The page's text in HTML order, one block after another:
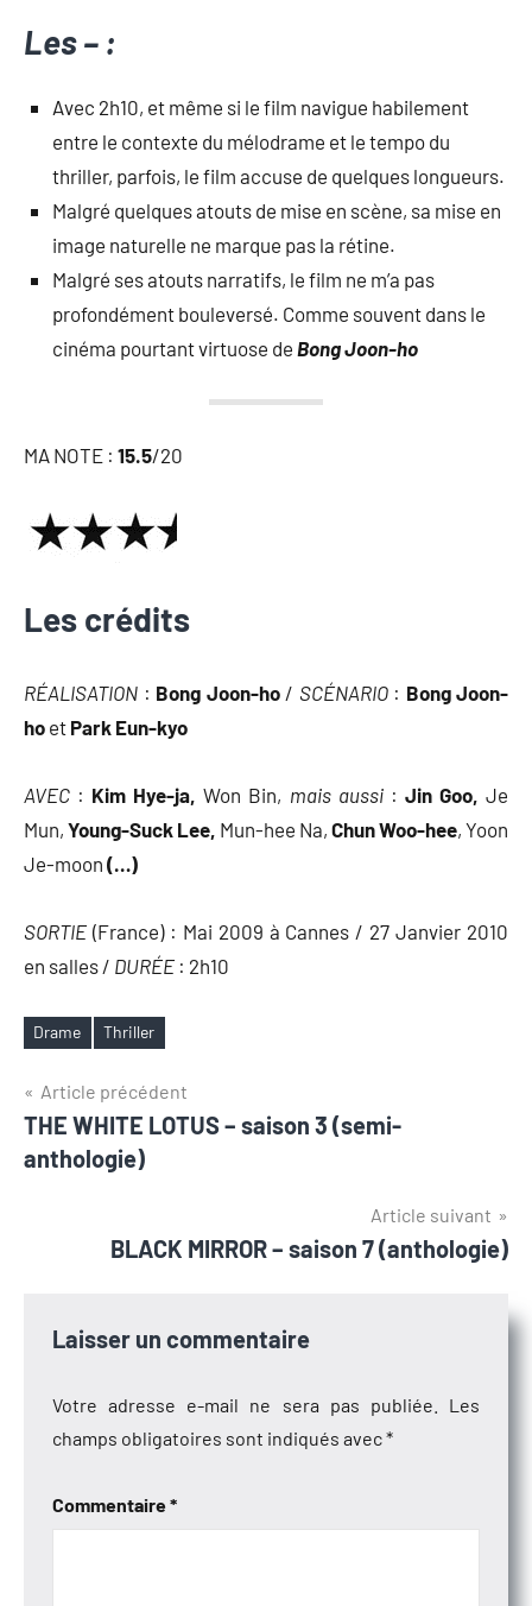
Les – :
Avec 2h10, et même si le film navigue habilement
entre le contexte du mélodrame et le tempo du
thriller, parfois, le film accuse de quelques longueurs.
Malgré quelques atouts de mise en scène, sa mise en
image naturelle ne marque pas la rétine.
Malgré ses atouts narratifs, le film ne m’a pas
profondément bouleversé. Comme souvent dans le
cinéma pourtant virtuose de Bong Joon-ho
MA NOTE : 15.5/20
Les crédits
RÉALISATION : Bong Joon-ho/ SCÉNARIO : Bong Joon-
ho et Park Eun-kyo
AVEC : Kim Hye-ja, Won Bin, mais aussi: Jin Goo, Je
Mun, Young-Suck Lee, Mun-hee Na, Chun Woo-hee, Yoon
Je-moon (…)
SORTIE (France) : Mai 2009 à Cannes / 27 Janvier 2010
en salles / DURÉE : 2h10
Étiquettes
Drame Thriller
Navigation
de
Article précédent
THE WHITE LOTUS – saison 3 (semi-
anthologie)
Article suivant
BLACK MIRROR – saison 7 (anthologie)
Laisser un commentaire
Votre adresse e-mail ne sera pas publiée.
Les
champs obligatoires sont indiqués avec*
Commentaire*